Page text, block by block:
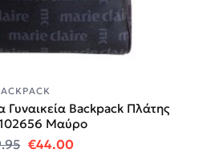
Γυναικεία Backpack Πλάτης
Μαύρο
Original price was: €109.95.
€44.00Η τρέχουσα τιμή